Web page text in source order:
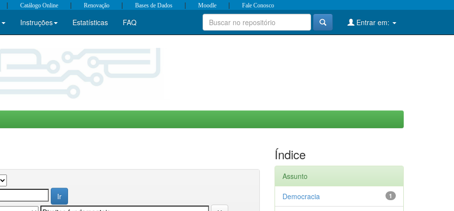
| Catálogo Online | Renovação | Bases de Dados | Moodle | Fale Conosco
Instruções Estatísticas FAQ Entrar em:
Índice
Assunto
1
Democracia